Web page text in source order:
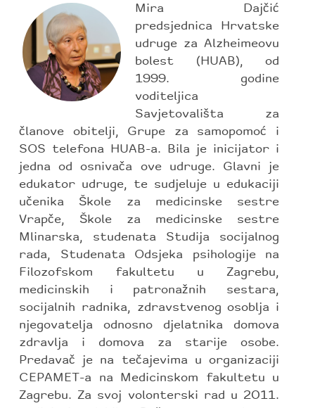
Mira Dajčić
predsjednica Hrvatske
udruge za Alzheimeovu
bolest (HUAB), od
1999. godine
voditeljica
Savjetovališta za
članove obitelji, Grupe za samopomoć i
SOS telefona HUAB-a. Bila je inicijator i
jedna od osnivača ove udruge. Glavni je
edukator udruge, te sudjeluje u edukaciji
učenika Škole za medicinske sestre
Vrapče, Škole za medicinske sestre
Mlinarska, studenata Studija socijalnog
rada, Studenata Odsjeka psihologije na
Filozofskom fakultetu u Zagrebu,
medicinskih i patronažnih sestara,
socijalnih radnika, zdravstvenog osoblja i
njegovatelja odnosno djelatnika domova
zdravlja i domova za starije osobe.
Predavač je na tečajevima u organizaciji
CEPAMET-a na Medicinskom fakultetu u
Zagrebu. Za svoj volonterski rad u 2011.